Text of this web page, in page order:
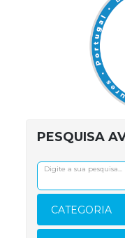
PESQUISA
CATEGORIA